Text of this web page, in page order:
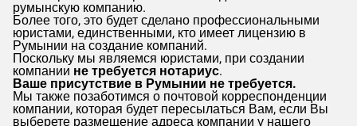
румынскую компанию.
Более того, это будет сделано профессиональными
юристами, единственными, кто имеет лицензию в
Румынии на создание компаний.
Поскольку мы являемся юристами, при создании
компании не требуется нотариус.
Ваше присутствие в Румынии не требуется.
Мы также позаботимся о почтовой корреспонденции
компании, которая будет пересылаться Вам, если Вы
выберете размещение адреса компании у нашего